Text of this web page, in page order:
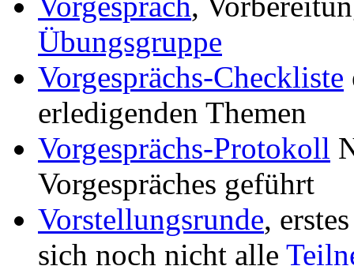
Übungsgruppe
Vorgesprächs-Checkliste
erledigenden Themen
Vorgesprächs-Protokoll
Vorgespräches geführt
Vorstellungsrunde,
sich noch nicht alle